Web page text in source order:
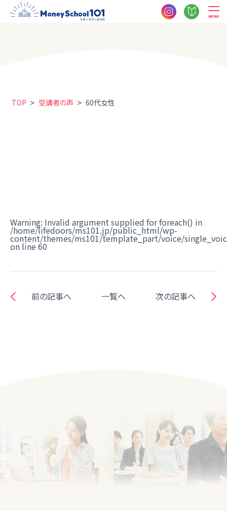
MENU
TOP > 受講者の声 > 60代女性
Warning: Invalid argument supplied for foreach() in
/home/lifedoors/ms101.jp/public_html/wp-
content/themes/ms101/template_part/voice/
on line 60
前の記事へ 一覧へ 次の記事へ